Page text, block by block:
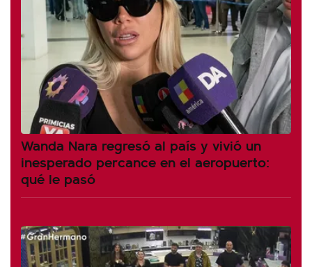
Wanda Nara regresó al país y vivió un
inesperado percance en el aeropuerto:
qué le pasó